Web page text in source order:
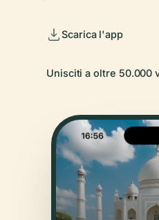
Scarica l'app
Unisciti a oltre 50.000